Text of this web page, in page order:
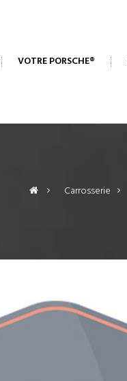
VOTRE PORSCHE®
> Carrosserie >